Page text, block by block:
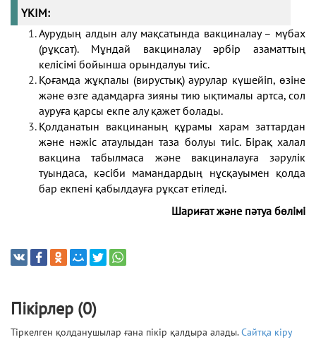
ҮКІМ:
Аурудың алдын алу мақсатында вакциналау ­– мүбах
(рұқсат). Мұндай вакциналау әрбір азаматтың
келісімі бойынша орындалуы тиіс.
Қоғамда жұқпалы (вирустық) аурулар күшейіп, өзіне
және өзге адамдарға зияны тию ықтималы артса, сол
ауруға қарсы екпе алу қажет болады.
Қолданатын вакцинаның құрамы харам заттардан
және нәжіс атаулыдан таза болуы тиіс. Бірақ халал
вакцина табылмаса және вакциналауға зәрулік
туындаса, кәсіби мамандардың нұсқауымен қолда
бар екпені қабылдауға рұқсат етіледі.
Шариғат және пәтуа бөлімі
Пікірлер (0)
Тіркелген қолданушылар ғана пікір қалдыра алады.Сайтқа кіру